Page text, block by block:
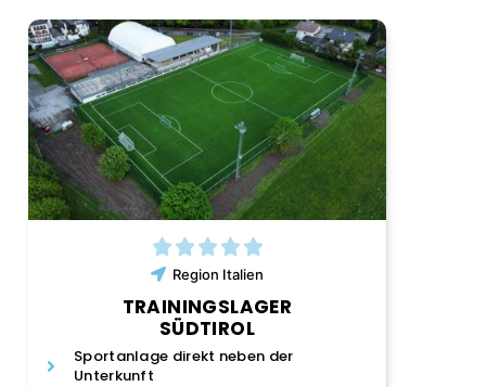
Region Italien
TRAININGSLAGER
SÜDTIROL
Sportanlage direkt neben der
Unterkunft